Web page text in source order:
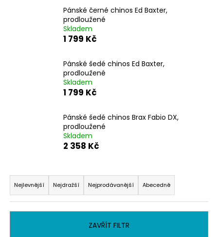
Pánské černé chinos Ed Baxter,
prodloužené
Skladem
1 799 Kč
Pánské šedé chinos Ed Baxter,
prodloužené
Skladem
1 799 Kč
Pánské šedé chinos Brax Fabio DX,
prodloužené
Skladem
2 358 Kč
Ř
a
z
e
Nejlevnější Nejdražší Nejprodávanější Abecedně
ZAVŘÍT FILTR
HLEDAT
D
o
p
o